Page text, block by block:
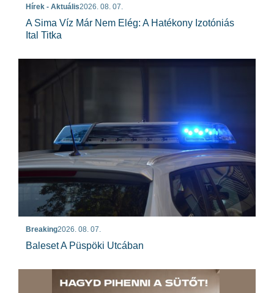
Hírek - Aktuális2026. 08. 07.
A Sima Víz Már Nem Elég: A Hatékony Izotóniás
Ital Titka
Breaking2026. 08. 07.
Baleset A Püspöki Utcában